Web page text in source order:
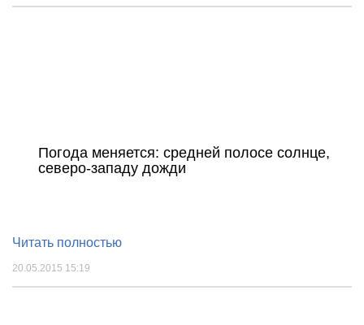
Погода меняется: средней полосе солнце,
северо-западу дожди
Читать полностью
20.05.2015 15:19